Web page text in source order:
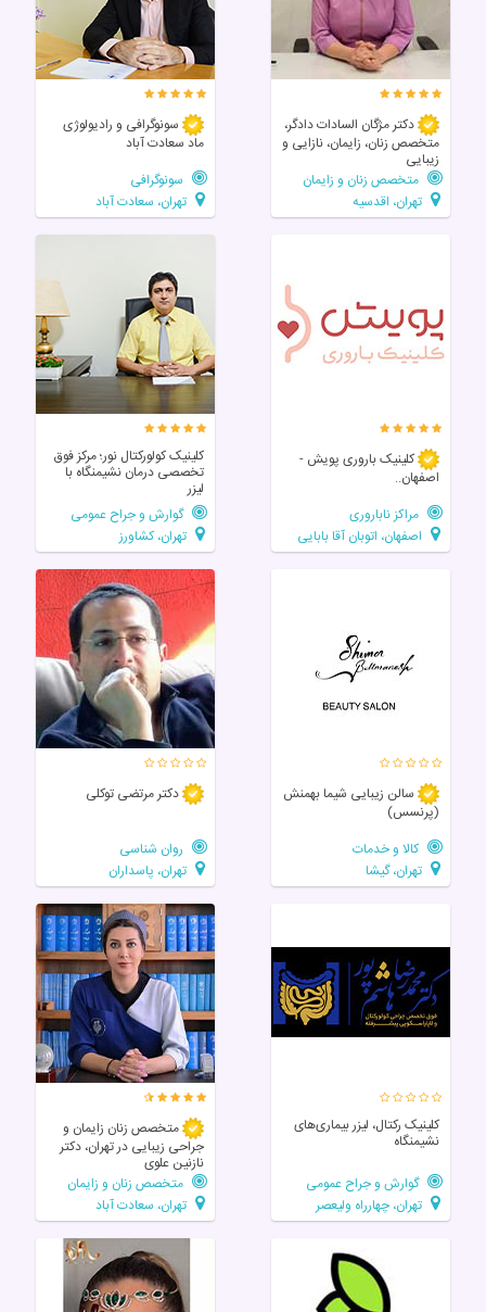
دکتر مژگان السادات دادگر،
متخصص زنان، زایمان، نازایی و
زیبایی
متخصص زنان و زایمان
تهران، اقدسیه
سونوگرافی و رادیولوژی
ماد سعادت آباد
سونوگرافی
تهران، سعادت آباد
کلینیک باروری پویش -
اصفهان..
مراکز ناباروری
اصفهان، اتوبان آقا بابایی
کلینیک کولورکتال نور؛ مرکز فوق‌
تخصصی درمان نشیمنگاه با
لیزر
گوارش و جراح عمومی
تهران، کشاورز
سالن زيبايی شیما بهمنش
(پرنسس)
کالا و خدمات
تهران، گیشا
دکتر مرتضی توکلی
روان شناسی
تهران، پاسداران
کلینیک رکتال، لیزر بیماری‌های
نشیمنگاه
گوارش و جراح عمومی
تهران، چهارراه ولیعصر
متخصص زنان زایمان و
جراحی زیبایی در تهران، دکتر
نازنین علوی
متخصص زنان و زایمان
تهران، سعادت آباد